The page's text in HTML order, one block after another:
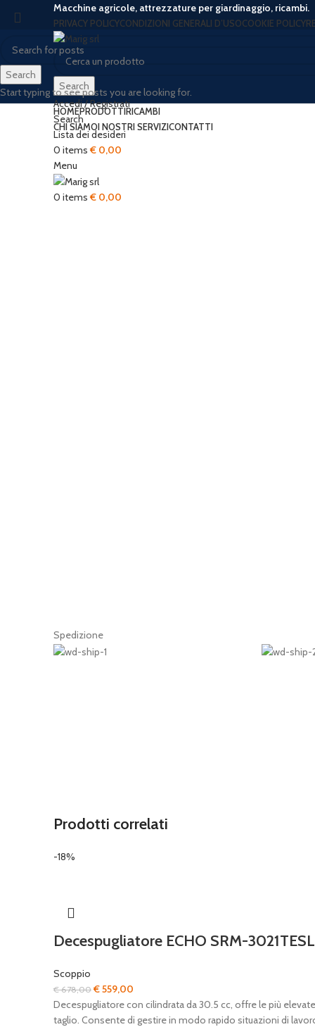
Macchine agricole, attrezzature per giardinaggio, ricambi.
PRIVACY POLICYCONDIZIONI GENERALI D’USOCOOKIE POLICY
Search
Accedi / Registrati
Search
Lista dei desideri
0 items € 0,00
Menu
0 items € 0,00
HOMEPRODOTTIRICAMBI
CHI SIAMOI NOSTRI SERVIZICONTATTI
Spedizione
Prodotti correlati
-18%
Decespugliatore ECHO SRM-3021TESL
Scoppio
€678,00Il
prezzo
originale
€559,00
prezzo
attuale
Decespugliatore con cilindrata da 30.5 cc, offre le più
taglio. Consente di gestire in modo rapido situazioni di
Search
Start typing to see posts you are looking for.